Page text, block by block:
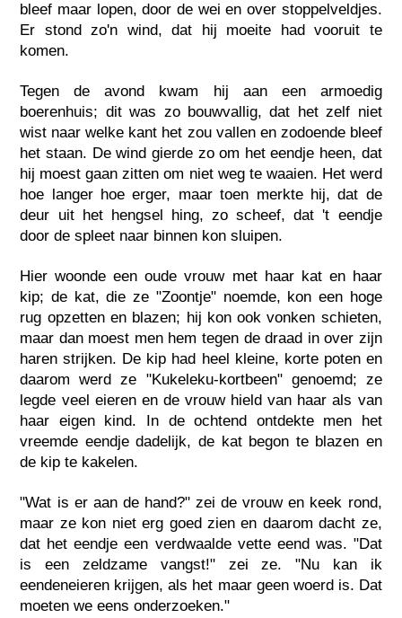
bleef maar lopen, door de wei en over stoppelveldjes.
Er stond zo'n wind, dat hij moeite had vooruit te
komen.
Tegen de avond kwam hij aan een armoedig
boerenhuis; dit was zo bouwvallig, dat het zelf niet
wist naar welke kant het zou vallen en zodoende bleef
het staan. De wind gierde zo om het eendje heen, dat
hij moest gaan zitten om niet weg te waaien. Het werd
hoe langer hoe erger, maar toen merkte hij, dat de
deur uit het hengsel hing, zo scheef, dat 't eendje
door de spleet naar binnen kon sluipen.
Hier woonde een oude vrouw met haar kat en haar
kip; de kat, die ze "Zoontje" noemde, kon een hoge
rug opzetten en blazen; hij kon ook vonken schieten,
maar dan moest men hem tegen de draad in over zijn
haren strijken. De kip had heel kleine, korte poten en
daarom werd ze "Kukeleku-kortbeen" genoemd; ze
legde veel eieren en de vrouw hield van haar als van
haar eigen kind. In de ochtend ontdekte men het
vreemde eendje dadelijk, de kat begon te blazen en
de kip te kakelen.
"Wat is er aan de hand?" zei de vrouw en keek rond,
maar ze kon niet erg goed zien en daarom dacht ze,
dat het eendje een verdwaalde vette eend was. "Dat
is een zeldzame vangst!" zei ze. "Nu kan ik
eendeneieren krijgen, als het maar geen woerd is. Dat
moeten we eens onderzoeken."